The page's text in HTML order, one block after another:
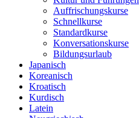
Auffrischungskurse
Schnellkurse
Standardkurse
Konversationskurse
Bildungsurlaub
Japanisch
Koreanisch
Kroatisch
Kurdisch
Latein